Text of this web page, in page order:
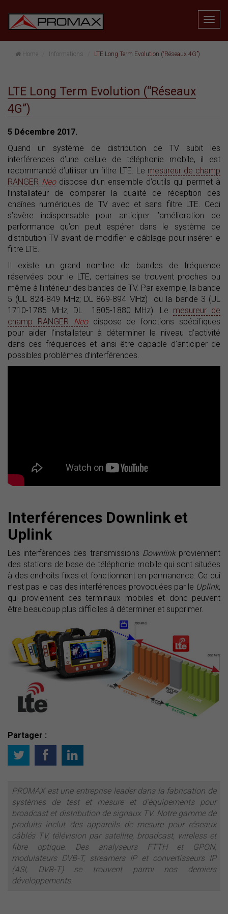
Home Informations LTE Long Term Evolution (“Réseaux 4G”)
LTE Long Term Evolution (“Réseaux
4G”)
5 Décembre 2017.
Quand un système de distribution de TV subit les
interférences d’une cellule de téléphonie mobile, il est
recommandé d’utiliser un filtre LTE. Le mesureur de champ
RANGER Neodispose d’un ensemble d’outils qui permet à
l’installateur de comparer la qualité de réception des
chaînes numériques de TV avec et sans filtre LTE. Ceci
s’avère indispensable pour anticiper l’amélioration de
performance qu’on peut espérer dans le système de
distribution TV avant de modifier le câblage pour insérer le
filtre LTE.
Il existe un grand nombre de bandes de fréquence
réservées pour le LTE, certaines se trouvent proches ou
même à l’intérieur des bandes de TV. Par exemple, la bande
5 (UL 824-849 MHz; DL 869-894 MHz) ou la bande 3 (UL
1710-1785 MHz; DL 1805-1880 MHz). Le mesureur de
champ RANGER Neodispose de fonctions spécifiques
pour aider l’installateur à déterminer le niveau d’activité
dans ces fréquences et ainsi être capable d’anticiper de
possibles problèmes d’interférences.
Interférences Downlink et
Uplink
Les interférences des transmissions Downlinkproviennent
des stations de base de téléphonie mobile qui sont situées
à des endroits fixes et fonctionnent en permanence. Ce qui
n’est pas le cas des interférences provoquées par le Uplink,
qui proviennent des terminaux mobiles et donc peuvent
être beaucoup plus difficiles à déterminer et supprimer.
Partager :
PROMAX est une entreprise leader dans la fabrication de
systèmes de test et mesure et d’équipements pour
broadcast et distribution de signaux TV. Notre gamme de
produits inclut des appareils de mesure pour réseaux
câblés TV, télévision par satellite, broadcast, wireless et
fibre optique. Des analyseurs FTTH et GPON,
modulateurs DVB-T, streamers IP et convertisseurs IP
(ASI, DVB-T) se trouvent parmi nos derniers
développements.